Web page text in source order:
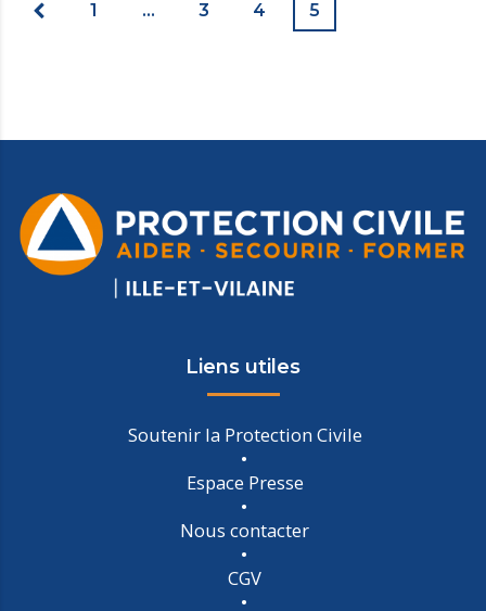
1 … 3 4 5
Liens utiles
Soutenir la Protection Civile
Espace Presse
Nous contacter
CGV